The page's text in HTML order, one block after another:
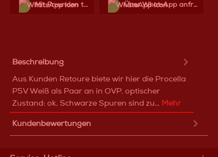
Mit Frеunden teilen Über WhatѕApp anfragеn
Beschreibung
Aus Kunden Retoure biete wir hier die Procella
P5V Weiß als Paar an in OVP. optischer
Zustand: ok, Schwarze Spuren sind zu… Mehr
Kundenbewertungen